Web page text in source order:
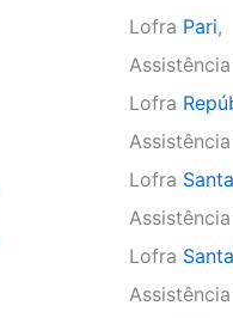
Lofra Pari,
Lofra
Lofra
Lofra